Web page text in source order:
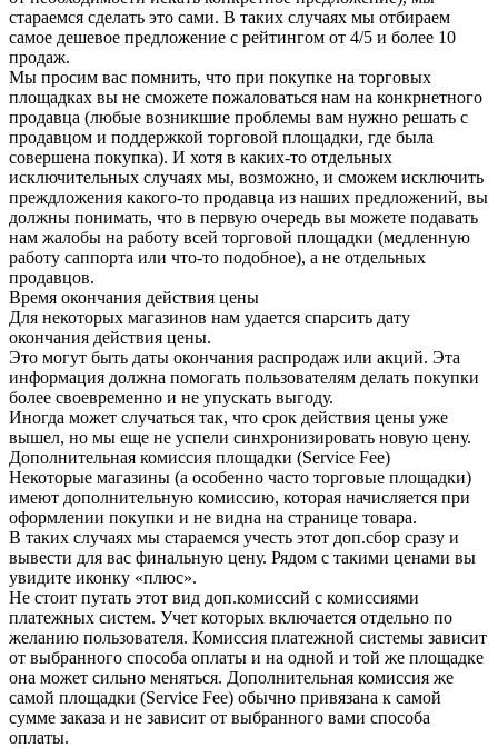
стараемся сделать это сами. В таких случаях мы отбираем
самое дешевое предложение с рейтингом от 4/5 и более 10
продаж.
Мы просим вас помнить, что при покупке на торговых
площадках вы не сможете пожаловаться нам на конкрнетного
продавца (любые возникшие проблемы вам нужно решать с
продавцом и поддержкой торговой площадки, где была
совершена покупка). И хотя в каких-то отдельных
исключительных случаях мы, возможно, и сможем исключить
преждложения какого-то продавца из наших предложений, вы
должны понимать, что в первую очередь вы можете подавать
нам жалобы на работу всей торговой площадки (медленную
работу саппорта или что-то подобное), а не отдельных
продавцов.
Время окончания действия цены
Для некоторых магазинов нам удается спарсить дату
окончания действия цены.
Это могут быть даты окончания распродаж или акций. Эта
информация должна помогать пользователям делать покупки
более своевременно и не упускать выгоду.
Иногда может случаться так, что срок действия цены уже
вышел, но мы еще не успели синхронизировать новую цену.
Дополнительная комиссия площадки (Service Fee)
Некоторые магазины (а особенно часто торговые площадки)
имеют дополнительную комиссию, которая начисляется при
оформлении покупки и не видна на странице товара.
В таких случаях мы стараемся учесть этот доп.сбор сразу и
вывести для вас финальную цену. Рядом с такими ценами вы
увидите иконку «плюс».
Не стоит путать этот вид доп.комиссий с комиссиями
платежных систем. Учет которых включается отдельно по
желанию пользователя. Комиссия платежной системы зависит
от выбранного способа оплаты и на одной и той же площадке
она может сильно меняться. Дополнительная комиссия же
самой площадки (Service Fee) обычно привязана к самой
сумме заказа и не зависит от выбранного вами способа
оплаты.